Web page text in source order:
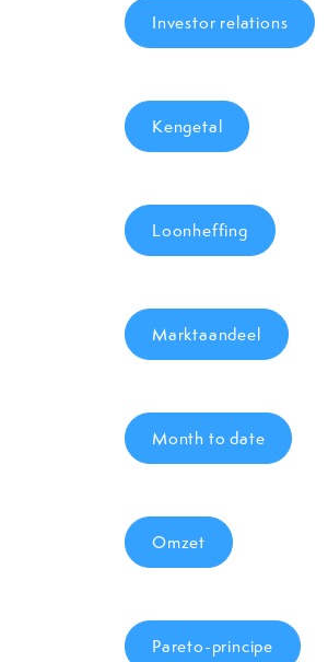
Investor relations
Kengetal
Loonheffing
Marktaandeel
Month to date
Omzet
Pareto-principe